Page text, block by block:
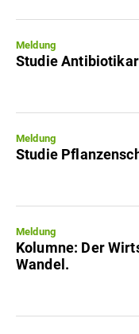
Meldung
Studie
Meldung
Studie
Meldung
Kolumne: Der
Wandel.